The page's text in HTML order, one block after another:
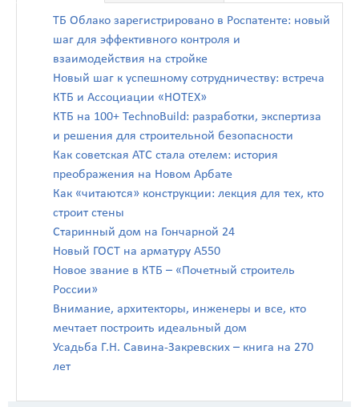
ТБ Облако зарегистрировано в Роспатенте: новый
шаг для эффективного контроля и
взаимодействия на стройке
Новый шаг к успешному сотрудничеству: встреча
КТБ и Ассоциации «НОТЕХ»
КТБ на 100+ TechnoBuild: разработки, экспертиза
и решения для строительной безопасности
Как советская АТС стала отелем: история
преображения на Новом Арбате
Как «читаются» конструкции: лекция для тех, кто
строит стены
Старинный дом на Гончарной 24
Новый ГОСТ на арматуру А550
Новое звание в КТБ – «Почетный строитель
России»
Внимание, архитекторы, инженеры и все, кто
мечтает построить идеальный дом
Усадьба Г.Н. Савина-Закревских – книга на 270
лет